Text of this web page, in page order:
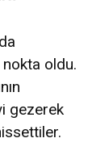
oldu.
gezerek